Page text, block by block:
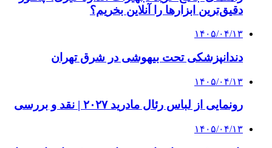
دقیق‌ترین ابزارها را آنلاین بخریم؟
۱۴۰۵/۰۴/۱۳
دندانپزشکی تحت بیهوشی در شرق تهران
۱۴۰۵/۰۴/۱۳
رونمایی از لباس رئال مادرید ۲۰۲۷ | نقد و بررسی
۱۴۰۵/۰۴/۱۳